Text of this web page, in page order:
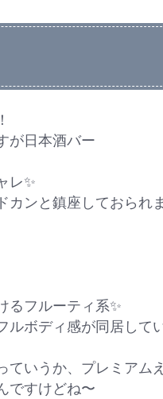
が日本酒バー
レ✨
カンと鎮座しておられ
るフルーティ系✨
ルボディ感が同居して
ていうか、プレミアム
ですけどね〜